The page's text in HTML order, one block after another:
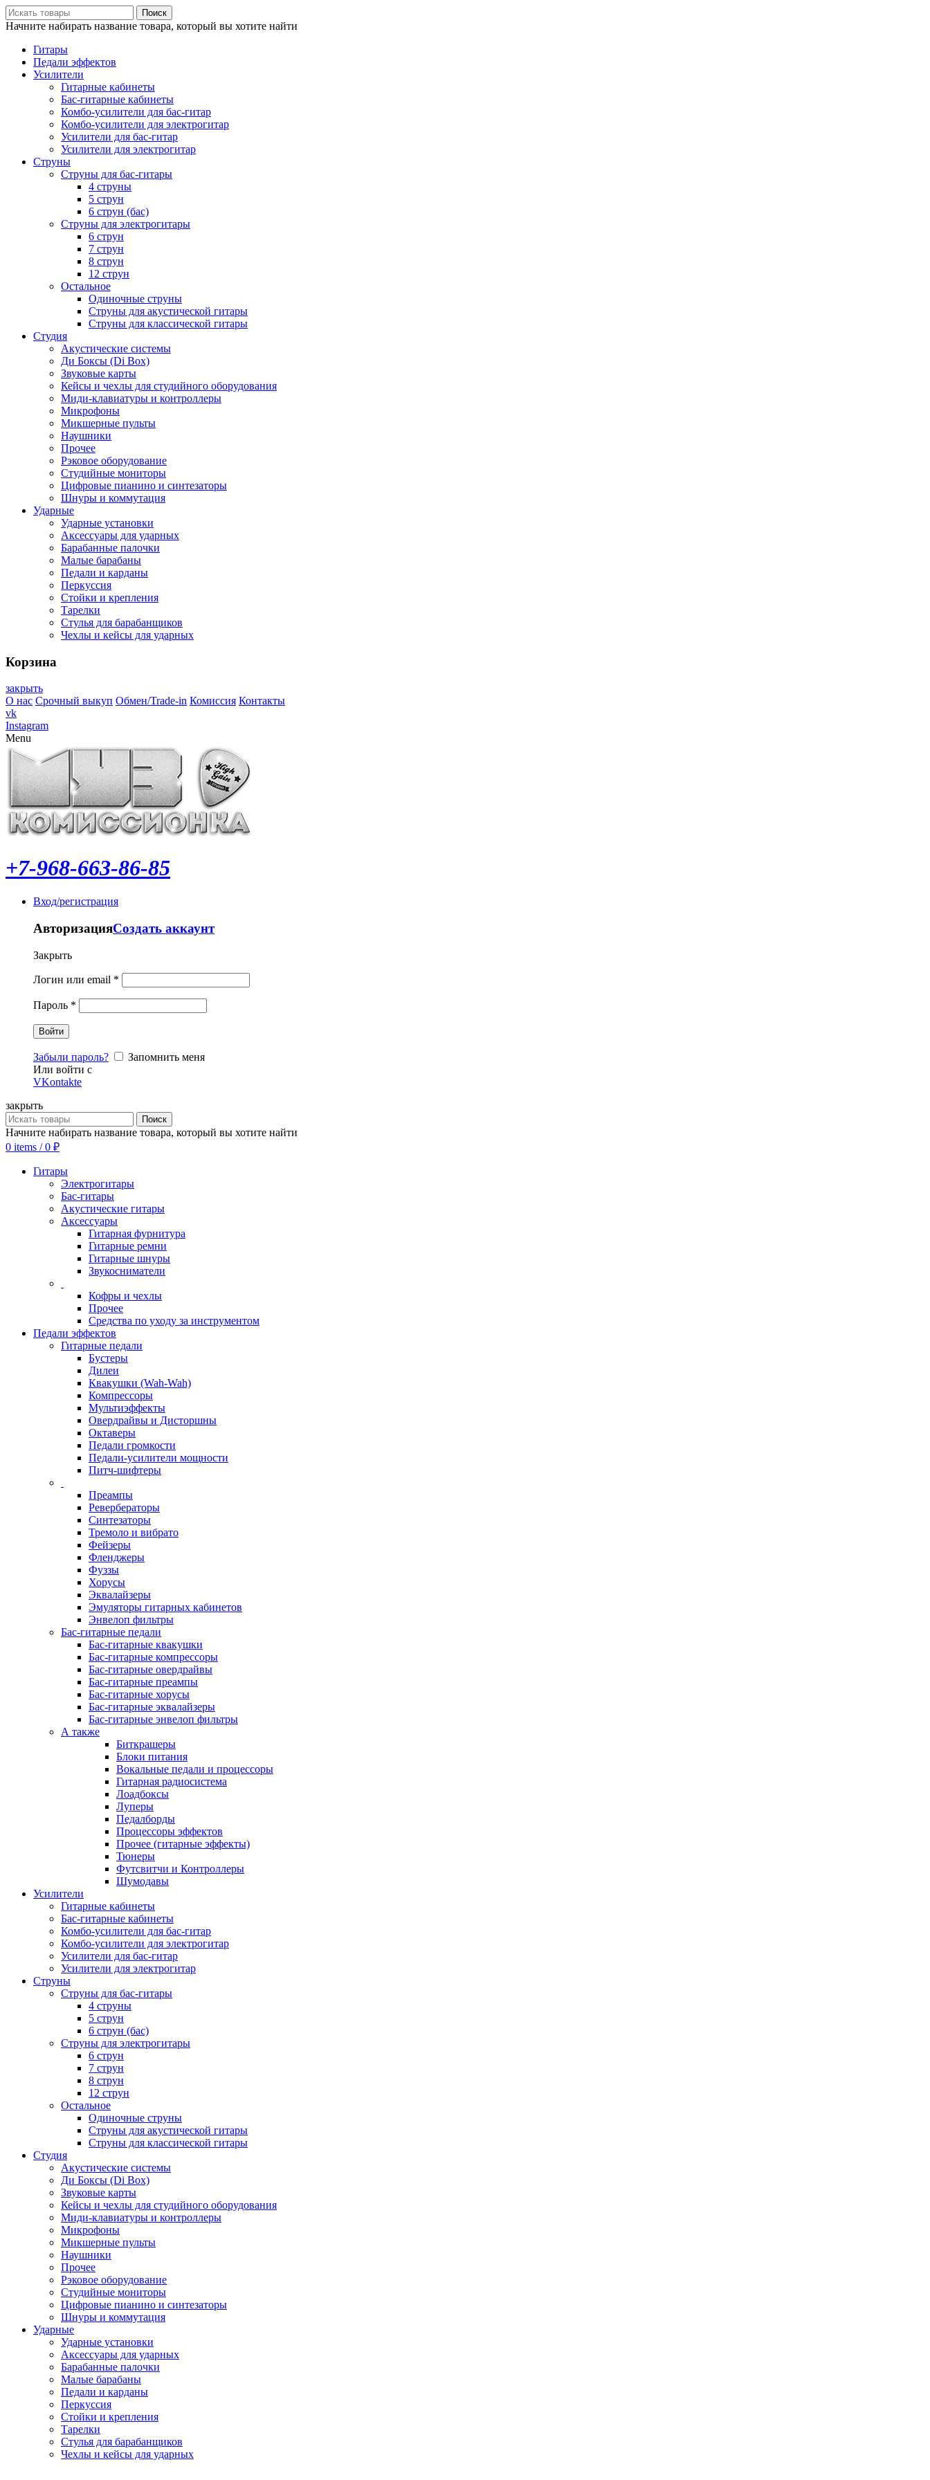
Поиск
Начните набирать название товара, который вы хотите найти
Гитары
Педали эффектов
Усилители
Гитарные кабинеты
Бас-гитарные кабинеты
Комбо-усилители для бас-гитар
Комбо-усилители для электрогитар
Усилители для бас-гитар
Усилители для электрогитар
Струны
Струны для бас-гитары
4 струны
5 струн
6 струн (бас)
Струны для электрогитары
6 струн
7 струн
8 струн
12 струн
Остальное
Одиночные струны
Струны для акустической гитары
Струны для классической гитары
Студия
Акустические системы
Ди Боксы (Di Box)
Звуковые карты
Кейсы и чехлы для студийного оборудования
Миди-клавиатуры и контроллеры
Микрофоны
Микшерные пульты
Наушники
Прочее
Рэковое оборудование
Студийные мониторы
Цифровые пианино и синтезаторы
Шнуры и коммутация
Ударные
Ударные установки
Аксессуары для ударных
Барабанные палочки
Малые барабаны
Педали и карданы
Перкуссия
Стойки и крепления
Тарелки
Стулья для барабанщиков
Чехлы и кейсы для ударных
Корзина
закрыть
О нас Срочный выкуп Обмен/Trade-in Комиссия Контакты
vk
Instagram
Menu
+7-968-663-86-85
Вход/регистрация
АвторизацияСоздать аккаунт
Закрыть
Логин или email *
Пароль *
Забыли пароль?
Запомнить меня
Или войти с
VKontakte
закрыть
Поиск
Начните набирать название товара, который вы хотите найти
0 items / 0 ₽
Гитары
Электрогитары
Бас-гитары
Акустические гитары
Аксессуары
Гитарная фурнитура
Гитарные ремни
Гитарные шнуры
Звукосниматели
Кофры и чехлы
Прочее
Средства по уходу за инструментом
Педали эффектов
Гитарные педали
Бустеры
Дилеи
Квакушки (Wah-Wah)
Компрессоры
Мультиэффекты
Овердрайвы и Дисторшны
Октаверы
Педали громкости
Педали-усилители мощности
Питч-шифтеры
Преампы
Ревербераторы
Синтезаторы
Тремоло и вибрато
Фейзеры
Фленджеры
Фуззы
Хорусы
Эквалайзеры
Эмуляторы гитарных кабинетов
Энвелоп фильтры
Бас-гитарные педали
Бас-гитарные квакушки
Бас-гитарные компрессоры
Бас-гитарные овердрайвы
Бас-гитарные преампы
Бас-гитарные хорусы
Бас-гитарные эквалайзеры
Бас-гитарные энвелоп фильтры
А также
Биткрашеры
Блоки питания
Вокальные педали и процессоры
Гитарная радиосистема
Лоадбоксы
Луперы
Педалборды
Процессоры эффектов
Прочее (гитарные эффекты)
Тюнеры
Футсвитчи и Контроллеры
Шумодавы
Усилители
Гитарные кабинеты
Бас-гитарные кабинеты
Комбо-усилители для бас-гитар
Комбо-усилители для электрогитар
Усилители для бас-гитар
Усилители для электрогитар
Струны
Струны для бас-гитары
4 струны
5 струн
6 струн (бас)
Струны для электрогитары
6 струн
7 струн
8 струн
12 струн
Остальное
Одиночные струны
Струны для акустической гитары
Струны для классической гитары
Студия
Акустические системы
Ди Боксы (Di Box)
Звуковые карты
Кейсы и чехлы для студийного оборудования
Миди-клавиатуры и контроллеры
Микрофоны
Микшерные пульты
Наушники
Прочее
Рэковое оборудование
Студийные мониторы
Цифровые пианино и синтезаторы
Шнуры и коммутация
Ударные
Ударные установки
Аксессуары для ударных
Барабанные палочки
Малые барабаны
Педали и карданы
Перкуссия
Стойки и крепления
Тарелки
Стулья для барабанщиков
Чехлы и кейсы для ударных